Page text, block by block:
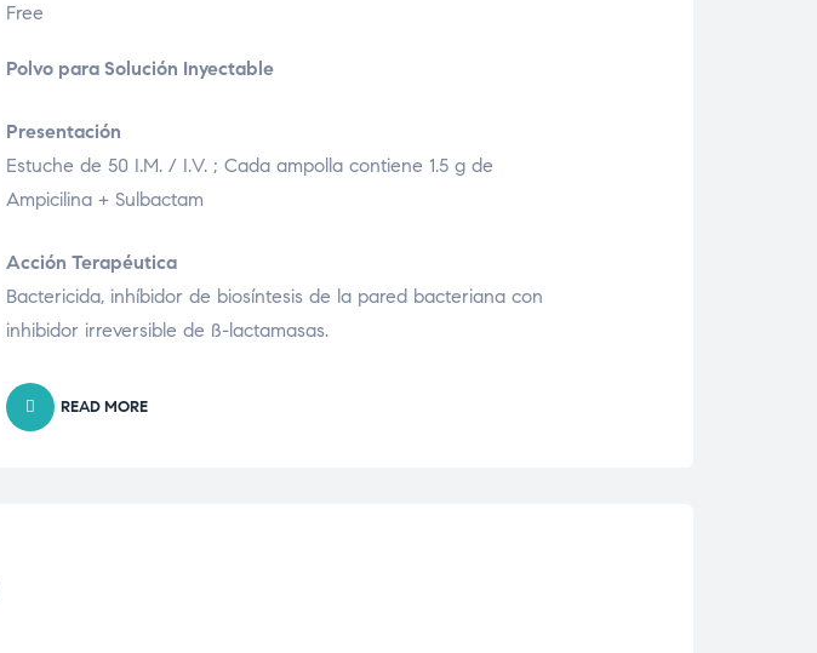
Free
Polvo para Solución Inyectable
Presentación
Estuche de 50 I.M. / I.V. ; Cada ampolla contiene 1.5 g de
Ampicilina + Sulbactam
Acción Terapéutica
Bactericida, inhíbidor de biosíntesis de la pared bacteriana con
inhibidor irreversible de ß-lactamasas.
READ MORE